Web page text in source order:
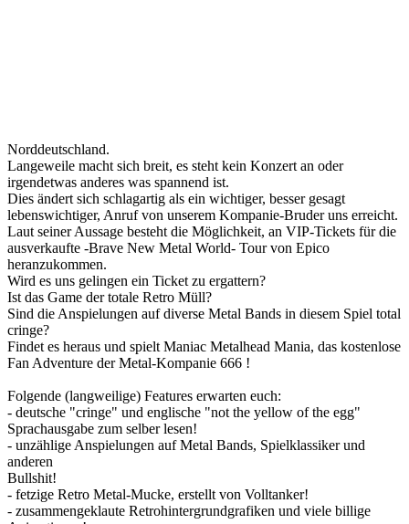
Norddeutschland.
Langeweile macht sich breit, es steht kein Konzert an oder
irgendetwas anderes was spannend ist.
Dies ändert sich schlagartig als ein wichtiger, besser gesagt
lebenswichtiger, Anruf von unserem Kompanie-Bruder uns erreicht.
Laut seiner Aussage besteht die Möglichkeit, an VIP-Tickets für die
ausverkaufte -Brave New Metal World- Tour von Epico
heranzukommen.
Wird es uns gelingen ein Ticket zu ergattern?
Ist das Game der totale Retro Müll?
Sind die Anspielungen auf diverse Metal Bands in diesem Spiel total
cringe?
Findet es heraus und spielt Maniac Metalhead Mania, das kostenlose
Fan Adventure der Metal-Kompanie 666 !
Folgende (langweilige) Features erwarten euch:
- deutsche "cringe" und englische "not the yellow of the egg"
Sprachausgabe zum selber lesen!
- unzählige Anspielungen auf Metal Bands, Spielklassiker und
anderen
Bullshit!
- fetzige Retro Metal-Mucke, erstellt von Volltanker!
- zusammengeklaute Retrohintergrundgrafiken und viele billige